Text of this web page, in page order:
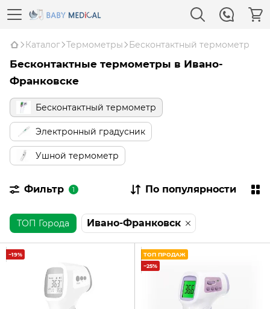
Каталог Термометры Бесконтактный термометр
Бесконтактные термометры в Ивано-
Франковске
Бесконтактный термометр
Электронный градусник
Ушной термометр
Фильтр 1 По популярности
ТОП Города Ивано-Франковск
−19%
ТОП ПРОДАЖ
−25%